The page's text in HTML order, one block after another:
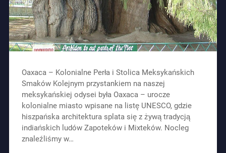
Oaxaca – Kolonialne Perła i Stolica Meksykańskich
Smaków Kolejnym przystankiem na naszej
meksykańskiej odysei była Oaxaca – urocze
kolonialne miasto wpisane na listę UNESCO, gdzie
hiszpańska architektura splata się z żywą tradycją
indiańskich ludów Zapoteków i Mixteków. Nocleg
znaleźliśmy w…